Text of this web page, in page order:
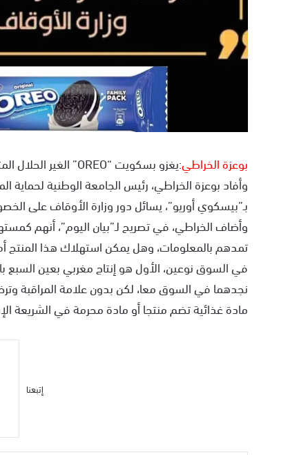
ن
بوعزة الخراطي:يغزو بسكويت “OREO” الغير الحلال المتاجر والواجهات الكبرى بالمغرب.
وأفاد بوعزة الخراطي، رئيس الجامعة الوطنية
بـ”بيسكوي أوريو”، يسائل دور وزارة الأوقاف على
وأضاف الخراطي، في تصريح لـ”بيان اليوم”، أنهم
تمدهم بالمعلومات، وهل يمكن استهلاك هذا المنتج
في السوق نوعين، الأول هو إنتاج مغربي بعين السبع
نجدهما في السوق معا، لكن بدون علامة المراقبة
مادة غذائية تضم منتجا أو مادة محرمة في الشريعة
إتبعنا